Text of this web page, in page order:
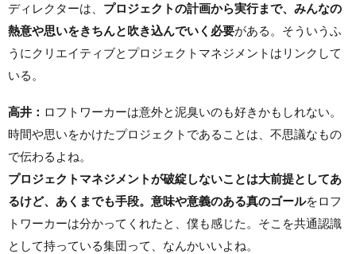
ディレクターは、 プロジェクトの計画から実行まで、みんなの
熱意や思いをきちんと吹き込んでいく必要がある。そういうふ
うにクリエイティブとプロジェクトマネジメントはリンクして
いる。
高井： ロフトワーカーは意外と泥臭いのも好きかもしれない。
時間や思いをかけたプロジェクトであることは、不思議なもの
で伝わるよね。
プロジェクトマネジメントが破綻しないことは大前提としてあ
るけど、あくまでも手段。意味や意義のある真のゴールをロフ
トワーカーは分かってくれたと、僕も感じた。そこを共通認識
として持っている集団って、なんかいいよね。